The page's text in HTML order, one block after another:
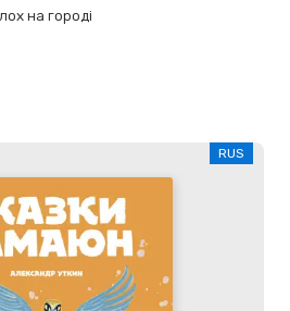
на городі
RUS